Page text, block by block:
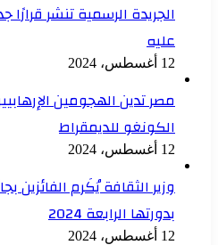
الجريدة الرسمية تنشر
عليه
12 أغسطس، 2024
مصر تدين الهجومين
الكونغو للديمقراط
12 أغسطس، 2024
وزير الثقافة يُكَرم الفائزين
بدورتها الرابعة 2024
12 أغسطس، 2024